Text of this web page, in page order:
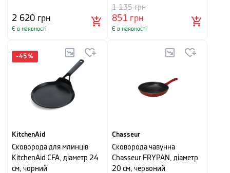
2 620 грн
Є в наявності
851грн
1 135грн
Є в наявності
-45 %
KitchenAid
Сковорода для млинців
KitchenAid CFA, діаметр 24
см, чорний
Chasseur
Сковорода чавунна
Chasseur FRYPAN, діаметр
20 см, червоний